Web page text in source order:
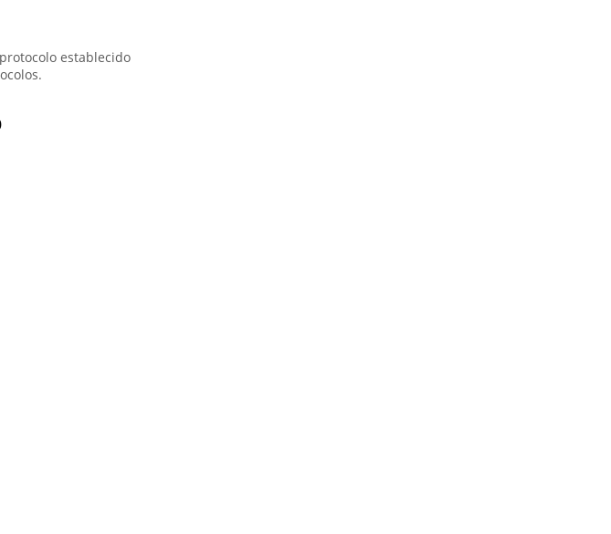
establecido